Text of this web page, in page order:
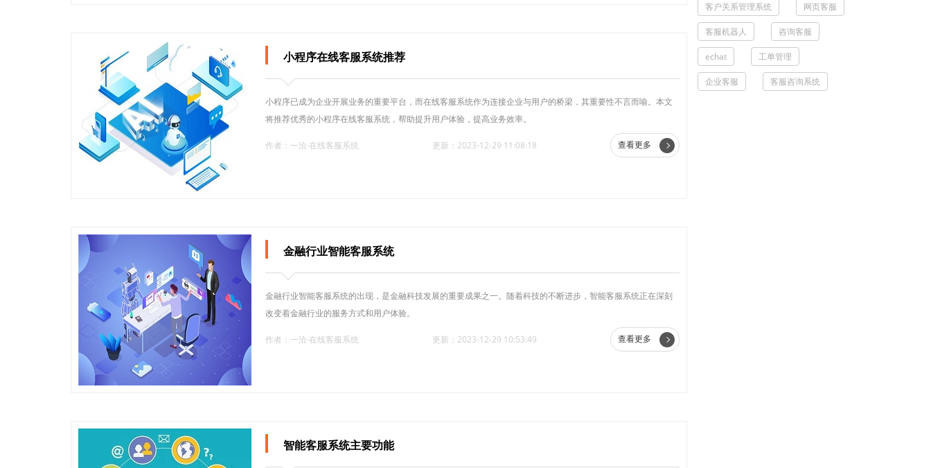
小程序在线客服系统推荐
小程序已成为企业开展业务的重要平台，而在线客服系统作为连接企业与用户的桥梁，其重要性不言而喻。本文
将推荐优秀的小程序在线客服系统，帮助提升用户体验，提高业务效率。
作者：一洽·在线客服系统 更新：2023-12-29 11:08:18 查看更多
金融行业智能客服系统
金融行业智能客服系统的出现，是金融科技发展的重要成果之一。随着科技的不断进步，智能客服系统正在深刻
改变着金融行业的服务方式和用户体验。
作者：一洽·在线客服系统 更新：2023-12-29 10:53:49 查看更多
智能客服系统主要功能
客户关系管理系统 网页客服
客服机器人 咨询客服
echat 工单管理
企业客服 客服咨询系统